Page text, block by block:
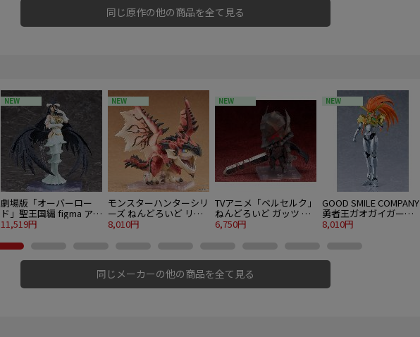
同じ原作の他の商品を全て見る
NEW
劇場版「オーバーロー
ド」聖王国編 figma アル
ベド
11,519円
NEW
モンスターハンターシリ
ーズ ねんどろいど リオ
レウス
8,010円
NEW
TVアニメ「ベルセルク」
ねんどろいど ガッツ 狂
戦士の甲冑Ver. BLOOD
6,750円
NEW
GOOD SMILE COMPANY
勇者王ガオガイガー
PLAMATEA 獅子王凱
8,010円
同じメーカーの他の商品を全て見る